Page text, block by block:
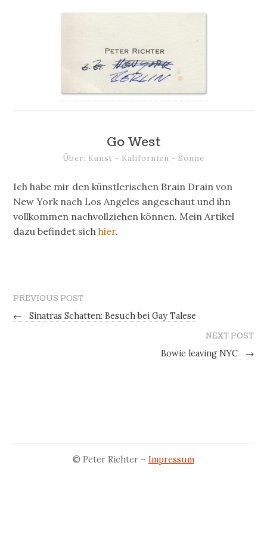
Go West
Über: Kunst - Kalifornien - Sonne
Ich habe mir den künstlerischen Brain Drain von
New York nach Los Angeles angeschaut und ihn
vollkommen nachvollziehen können. Mein Artikel
dazu befindet sichhier.
PREVIOUS POST
←
Sinatras Schatten: Besuch bei Gay Talese
NEXT POST
Bowie leaving NYC
→
© Peter Richter – Impressum